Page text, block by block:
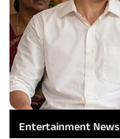
Entertainment News